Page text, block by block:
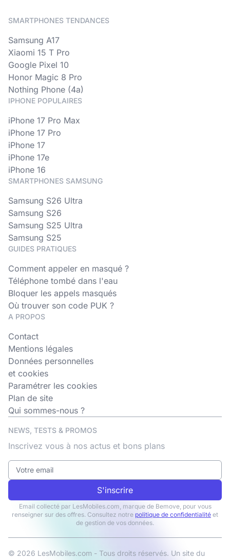
SMARTPHONES TENDANCES
Samsung A17
Xiaomi 15 T Pro
Google Pixel 10
Honor Magic 8 Pro
Nothing Phone (4a)
IPHONE POPULAIRES
iPhone 17 Pro Max
iPhone 17 Pro
iPhone 17
iPhone 17e
iPhone 16
SMARTPHONES SAMSUNG
Samsung S26 Ultra
Samsung S26
Samsung S25 Ultra
Samsung S25
GUIDES PRATIQUES
Comment appeler en masqué ?
Téléphone tombé dans l'eau
Bloquer les appels masqués
Où trouver son code PUK ?
A PROPOS
Contact
Mentions légales
Données personnelles
et cookies
Paramétrer les cookies
Plan de site
Qui sommes-nous ?
NEWS, TESTS & PROMOS
Inscrivez vous à nos actus et bons plans
S'inscrire
Email collecté par LesMobiles.com, marque de Bemove, pour vous
renseigner sur des offres. Consultez notre politique de confidentialité et
de gestion de vos données.
© 2026 LesMobiles.com - Tous droits réservés. Un site du